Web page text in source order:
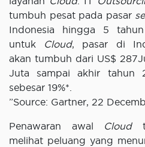
tumbuh pesat pada pasar
Indonesia hingga 5
untuk Cloud, pasar di
akan tumbuh dari US$
Juta sampai akhir tahun
sebesar 19%*.
”Source: Gartner, 22
Penawaran awal Cloud
melihat peluang yang